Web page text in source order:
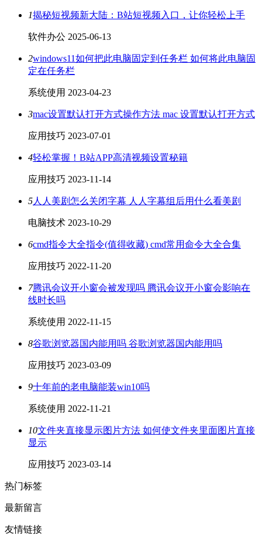
1揭秘短视频新大陆：B站短视频入口，让你轻松上手
软件办公 2025-06-13
2windows11如何把此电脑固定到任务栏 如何将此电脑固
定在任务栏
系统使用 2023-04-23
3mac设置默认打开方式操作方法 mac 设置默认打开方式
应用技巧 2023-07-01
4轻松掌握！B站APP高清视频设置秘籍
应用技巧 2023-11-14
5人人美剧怎么关闭字幕 人人字幕组后用什么看美剧
电脑技术 2023-10-29
6cmd指令大全指令(值得收藏) cmd常用命令大全合集
应用技巧 2022-11-20
7腾讯会议开小窗会被发现吗 腾讯会议开小窗会影响在
线时长吗
系统使用 2022-11-15
8谷歌浏览器国内能用吗 谷歌浏览器国内能用吗
应用技巧 2023-03-09
9十年前的老电脑能装win10吗
系统使用 2022-11-21
10文件夹直接显示图片方法 如何使文件夹里面图片直接
显示
应用技巧 2023-03-14
热门标签
最新留言
友情链接